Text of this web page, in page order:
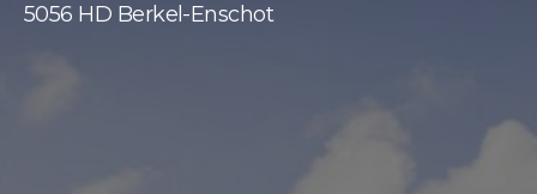
5056 HD Berkel-Enschot